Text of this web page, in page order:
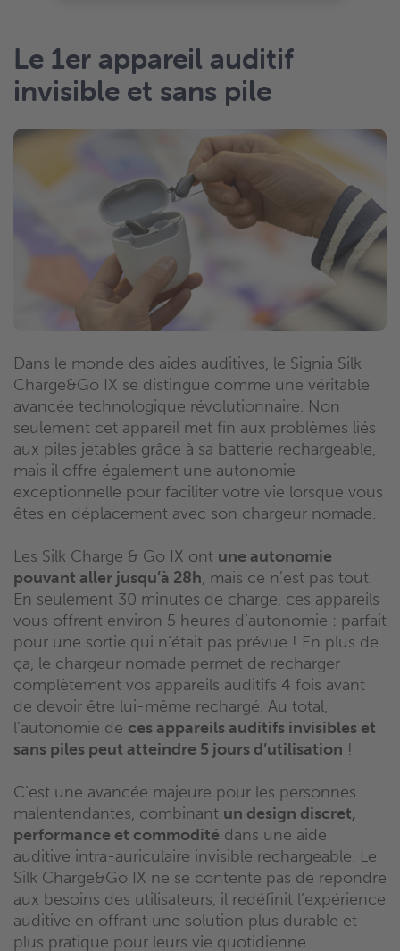
Le 1er appareil auditif
invisible et sans pile
Dans le monde des aides auditives, le Signia Silk
Charge&Go IX se distingue comme une véritable
avancée technologique révolutionnaire. Non
seulement cet appareil met fin aux problèmes liés
aux piles jetables grâce à sa batterie rechargeable,
mais il offre également une autonomie
exceptionnelle pour faciliter votre vie lorsque vous
êtes en déplacement avec son chargeur nomade.
Les Silk Charge & Go IX ont une autonomie
pouvant aller jusqu’à 28h, mais ce n’est pas tout.
En seulement 30 minutes de charge, ces appareils
vous offrent environ 5 heures d’autonomie : parfait
pour une sortie qui n’était pas prévue ! En plus de
ça, le chargeur nomade permet de recharger
complètement vos appareils auditifs 4 fois avant
de devoir être lui-même rechargé. Au total,
l’autonomie de ces appareils auditifs invisibles et
sans piles peut atteindre 5 jours d’utilisation !
C’est une avancée majeure pour les personnes
malentendantes, combinant un design discret,
performance et commodité dans une aide
auditive intra-auriculaire invisible rechargeable. Le
Silk Charge&Go IX ne se contente pas de répondre
aux besoins des utilisateurs, il redéfinit l’expérience
auditive en offrant une solution plus durable et
plus pratique pour leurs vie quotidienne.